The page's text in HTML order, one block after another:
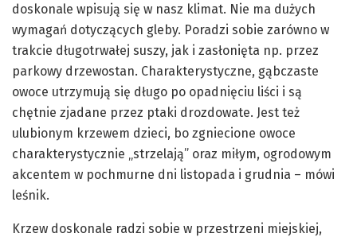
doskonale wpisują się w nasz klimat. Nie ma dużych
wymagań dotyczących gleby. Poradzi sobie zarówno w
trakcie długotrwałej suszy, jak i zasłonięta np. przez
parkowy drzewostan. Charakterystyczne, gąbczaste
owoce utrzymują się długo po opadnięciu liści i są
chętnie zjadane przez ptaki drozdowate. Jest też
ulubionym krzewem dzieci, bo zgniecione owoce
charakterystycznie „strzelają” oraz miłym, ogrodowym
akcentem w pochmurne dni listopada i grudnia – mówi
leśnik.
Krzew doskonale radzi sobie w przestrzeni miejskiej,